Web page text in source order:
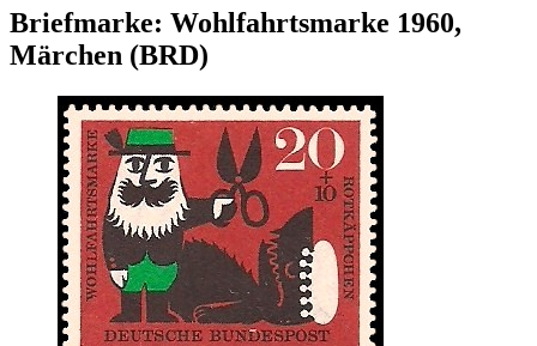
Briefmarke: Wohlfahrtsmarke 1960,
Märchen (BRD)